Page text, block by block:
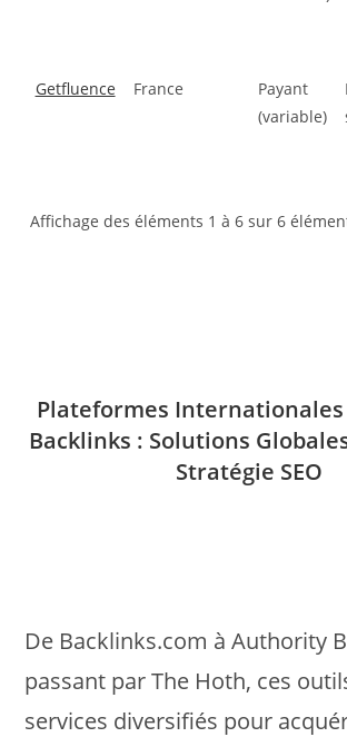
Getfluence
France
Payant
(variable)
Affichage des éléments 1 à 6 sur 6
Plateformes Internationales
Backlinks : Solutions
Stratégie SEO
De Backlinks.com à Authority
passant par The Hoth, ces
services diversifiés pour